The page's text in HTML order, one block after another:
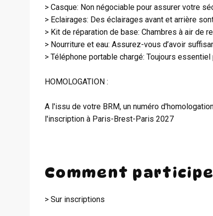
> Casque: Non négociable pour assurer votre
> Eclairages: Des éclairages avant et arrière
> Kit de réparation de base: Chambres à air de
> Nourriture et eau: Assurez-vous d’avoir
> Téléphone portable chargé: Toujours
HOMOLOGATION :
A l'issu de votre BRM, un numéro
l'inscription à Paris-Brest-Paris 2027
Comment
> Sur inscriptions